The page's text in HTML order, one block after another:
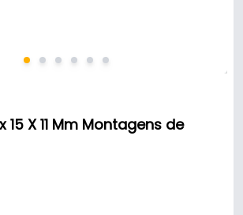
X 11 Mm Montagens de